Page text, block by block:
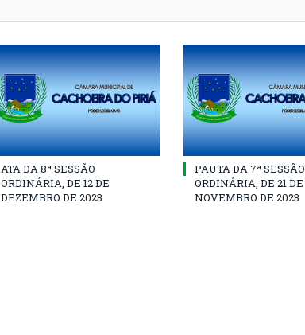
ATA DA 8ª SESSÃO
ORDINÁRIA, DE 12 DE
DEZEMBRO DE 2023
PAUTA DA 7ª SESSÃO
ORDINÁRIA, DE 21 DE
NOVEMBRO DE 2023